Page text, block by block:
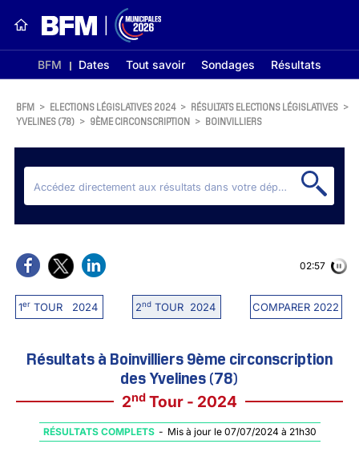
BFM Dates Tout savoir Sondages Résultats
BFM > ELECTIONS LÉGISLATIVES 2024 > RÉSULTATS ELECTIONS LÉGISLATIVES >
YVELINES (78) > 9ÈME CIRCONSCRIPTION > BOINVILLIERS
1erTOUR 2024 2ndTOUR 2024 COMPARER 2022
02:56
Résultats à Boinvilliers 9ème circonscription
des Yvelines (78)
2nd Tour - 2024
RÉSULTATS COMPLETS - Mis à jour le 07/07/2024 à 21h30